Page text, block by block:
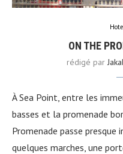
ON THE
rédigé par
À Sea Point, entre les
basses et la promenade
Promenade passe presque
quelques marches, une